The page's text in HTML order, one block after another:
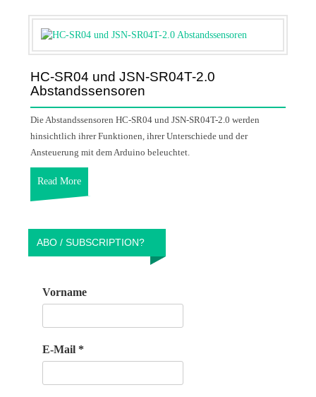
HC-SR04 und JSN-SR04T-2.0
Abstandssensoren
Die Abstandssensoren HC-SR04 und JSN-SR04T-2.0 werden
hinsichtlich ihrer Funktionen, ihrer Unterschiede und der
Ansteuerung mit dem Arduino beleuchtet.
Read More
ABO / SUBSCRIPTION?
Vorname
E-Mail *